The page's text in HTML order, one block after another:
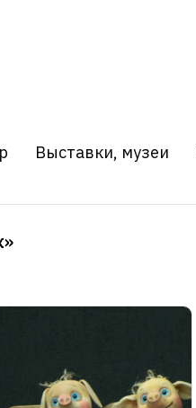
Выставки, музеи